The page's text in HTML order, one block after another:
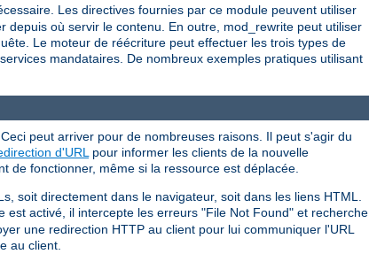
Les directives fournies par ce module peuvent utiliser
où servir le contenu. En outre, mod_rewrite peut utiliser
Le moteur de réécriture peut effectuer les trois types de
mandataires. De nombreux exemples pratiques utilisant
peut arriver pour de nombreuses raisons. Il peut s'agir du
d'URLpour informer les clients de la nouvelle
de fonctionner, même si la ressource est déplacée.
soit directement dans le navigateur, soit dans les liens HTML.
activé, il intercepte les erreurs "File Not Found" et recherche
une redirection HTTP au client pour lui communiquer l'URL
au client.